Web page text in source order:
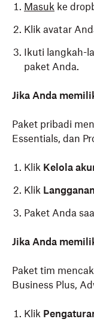
Masuk ke
Klik avatar
Ikuti langkah-
paket Anda.
Jika Anda
Paket pribadi
Essentials, dan
Klik Kelola
Klik Langganan
Paket Anda
Jika Anda
Paket tim
Business Plus,
Klik